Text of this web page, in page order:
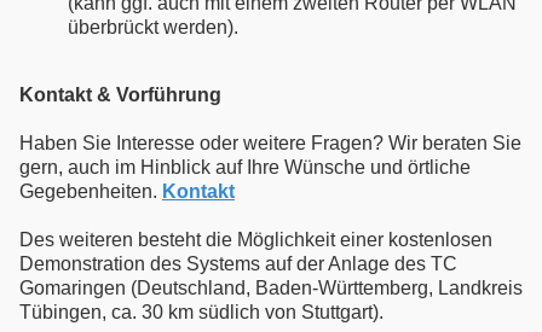
überbrückt werden).
Kontakt & Vorführung
Haben Sie Interesse oder weitere Fragen? Wir beraten Sie
gern, auch im Hinblick auf Ihre Wünsche und örtliche
Gegebenheiten. Kontakt
Des weiteren besteht die Möglichkeit einer kostenlosen
Demonstration des Systems auf der Anlage des TC
Gomaringen (Deutschland, Baden-Württemberg, Landkreis
Tübingen, ca. 30 km südlich von Stuttgart).